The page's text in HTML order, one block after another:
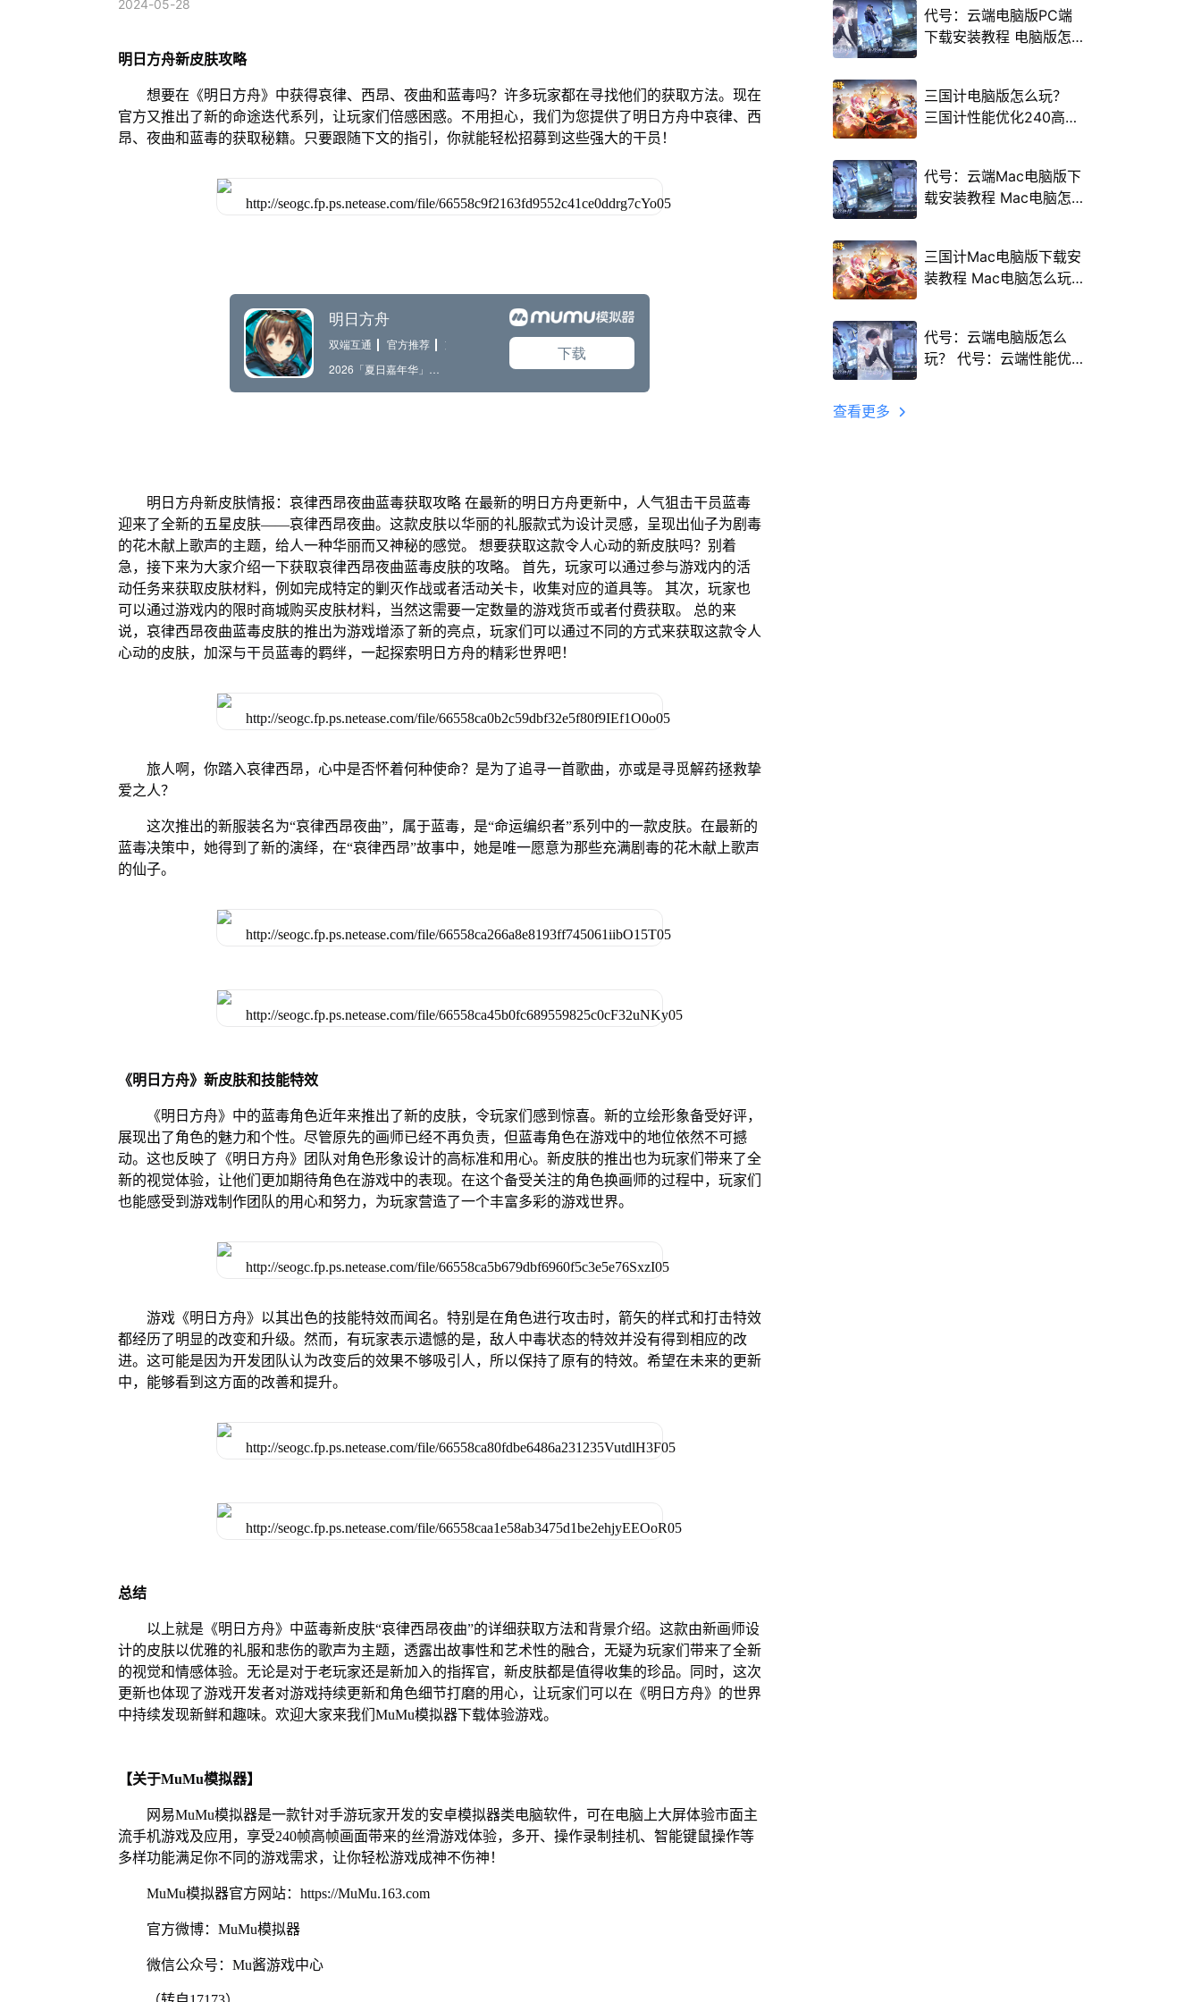
2024-05-28
明日方舟新皮肤攻略
想要在《明日方舟》中获得哀律、西昂、夜曲和蓝毒吗？许多玩家都在寻找他们的获取方法。现在
官方又推出了新的命途迭代系列，让玩家们倍感困惑。不用担心，我们为您提供了明日方舟中哀律、西
昂、夜曲和蓝毒的获取秘籍。只要跟随下文的指引，你就能轻松招募到这些强大的干员！
明日方舟新皮肤情报：哀律西昂夜曲蓝毒获取攻略 在最新的明日方舟更新中，人气狙击干员蓝毒
迎来了全新的五星皮肤——哀律西昂夜曲。这款皮肤以华丽的礼服款式为设计灵感，呈现出仙子为剧毒
的花木献上歌声的主题，给人一种华丽而又神秘的感觉。 想要获取这款令人心动的新皮肤吗？别着
急，接下来为大家介绍一下获取哀律西昂夜曲蓝毒皮肤的攻略。 首先，玩家可以通过参与游戏内的活
动任务来获取皮肤材料，例如完成特定的剿灭作战或者活动关卡，收集对应的道具等。 其次，玩家也
可以通过游戏内的限时商城购买皮肤材料，当然这需要一定数量的游戏货币或者付费获取。 总的来
说，哀律西昂夜曲蓝毒皮肤的推出为游戏增添了新的亮点，玩家们可以通过不同的方式来获取这款令人
心动的皮肤，加深与干员蓝毒的羁绊，一起探索明日方舟的精彩世界吧！
旅人啊，你踏入哀律西昂，心中是否怀着何种使命？是为了追寻一首歌曲，亦或是寻觅解药拯救挚
爱之人？
这次推出的新服装名为“哀律西昂夜曲”，属于蓝毒，是“命运编织者”系列中的一款皮肤。在最新的
蓝毒决策中，她得到了新的演绎，在“哀律西昂”故事中，她是唯一愿意为那些充满剧毒的花木献上歌声
的仙子。
《明日方舟》新皮肤和技能特效
《明日方舟》中的蓝毒角色近年来推出了新的皮肤，令玩家们感到惊喜。新的立绘形象备受好评，
展现出了角色的魅力和个性。尽管原先的画师已经不再负责，但蓝毒角色在游戏中的地位依然不可撼
动。这也反映了《明日方舟》团队对角色形象设计的高标准和用心。新皮肤的推出也为玩家们带来了全
新的视觉体验，让他们更加期待角色在游戏中的表现。在这个备受关注的角色换画师的过程中，玩家们
也能感受到游戏制作团队的用心和努力，为玩家营造了一个丰富多彩的游戏世界。
游戏《明日方舟》以其出色的技能特效而闻名。特别是在角色进行攻击时，箭矢的样式和打击特效
都经历了明显的改变和升级。然而，有玩家表示遗憾的是，敌人中毒状态的特效并没有得到相应的改
进。这可能是因为开发团队认为改变后的效果不够吸引人，所以保持了原有的特效。希望在未来的更新
中，能够看到这方面的改善和提升。
总结
以上就是《明日方舟》中蓝毒新皮肤“哀律西昂夜曲”的详细获取方法和背景介绍。这款由新画师设
计的皮肤以优雅的礼服和悲伤的歌声为主题，透露出故事性和艺术性的融合，无疑为玩家们带来了全新
的视觉和情感体验。无论是对于老玩家还是新加入的指挥官，新皮肤都是值得收集的珍品。同时，这次
更新也体现了游戏开发者对游戏持续更新和角色细节打磨的用心，让玩家们可以在《明日方舟》的世界
中持续发现新鲜和趣味。欢迎大家来我们MuMu模拟器下载体验游戏。
【关于MuMu模拟器】
网易MuMu模拟器是一款针对手游玩家开发的安卓模拟器类电脑软件，可在电脑上大屏体验市面主
流手机游戏及应用，享受240帧高帧画面带来的丝滑游戏体验，多开、操作录制挂机、智能键鼠操作等
多样功能满足你不同的游戏需求，让你轻松游戏成神不伤神！
MuMu模拟器官方网站：https://MuMu.163.com
官方微博：MuMu模拟器
微信公众号：Mu酱游戏中心
代号：云端电脑版PC端
下载安装教程 电脑版怎
三国计电脑版怎么玩？
三国计性能优化240高帧
代号：云端Mac电脑版下
载安装教程 Mac电脑怎
三国计Mac电脑版下载安
装教程 Mac电脑怎么玩
代号：云端电脑版怎么
玩？ 代号：云端性能优
查看更多